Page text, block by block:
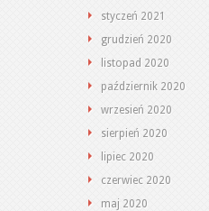
styczeń 2021
grudzień 2020
listopad 2020
październik 2020
wrzesień 2020
sierpień 2020
lipiec 2020
czerwiec 2020
maj 2020